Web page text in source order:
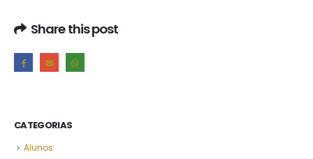
Share this post
CATEGORIAS
Alunos